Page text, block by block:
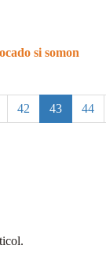
si somon
42 43 44